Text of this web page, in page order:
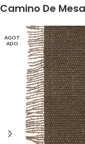
Camino De
AGOT
ADO